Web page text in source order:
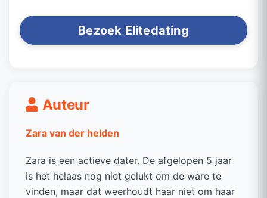
Bezoek Elitedating
Auteur
Zara van der helden
Zara is een actieve dater. De afgelopen 5 jaar
is het helaas nog niet gelukt om de ware te
vinden, maar dat weerhoudt haar niet om haar